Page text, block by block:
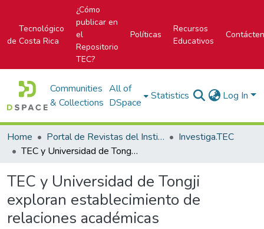
Tecnológico
de Costa Rica
¿Cómo
publicar en
el
Repositorio
TEC?
Políticas
Recursos
Educativos
Communities
& Collections
All of
DSpace
Statistics Log In
Home Portal de Revistas del Instituto Tecnológico de Costa Rica
Investiga.TEC
TEC y Universidad de Tongji exploran establecimiento de relaciones académicas
TEC y Universidad de Tongji
exploran establecimiento de
relaciones académicas